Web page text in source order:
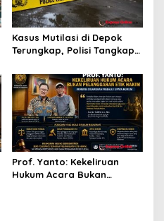
Kasus Mutilasi di Depok
Terungkap, Polisi Tangkap
Pembunuhan
Prof. Yanto: Kekeliruan
Hukum Acara Bukan